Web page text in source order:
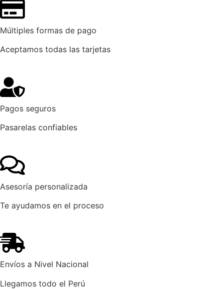
Múltiples formas de pago
Aceptamos todas las tarjetas
Pagos seguros
Pasarelas confiables
Asesoría personalizada
Te ayudamos en el proceso
Envíos a Nivel Nacional
Llegamos todo el Perú